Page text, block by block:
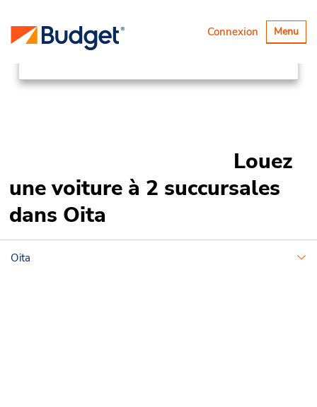
Basculer
la
Menu
Connexion
Succursales Asia Pacific
Japan
Oita
Louez
une voiture à 2 succursales
dans Oita
Oita